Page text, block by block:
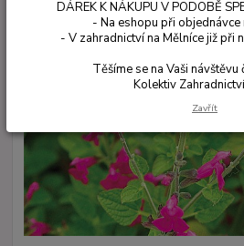
DÁREK K NÁKUPU V PODOBĚ
- Na eshopu při objednávce
- V zahradnictví na Mělníce již při
Těšíme se na Vaši návštěvu
Kolektiv
Zavřít